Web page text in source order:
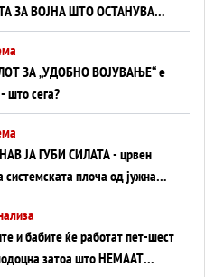
ЗА ВОЈНА ШТО ОСТАНУВА
ЗА „УДОБНО ВОЈУВАЊЕ“ е
што сега?
ЈА ГУБИ СИЛАТА - црвен
системската плоча од јужна
до Црното Море...
и бабите ќе работат пет-шест
затоа што НЕМААТ